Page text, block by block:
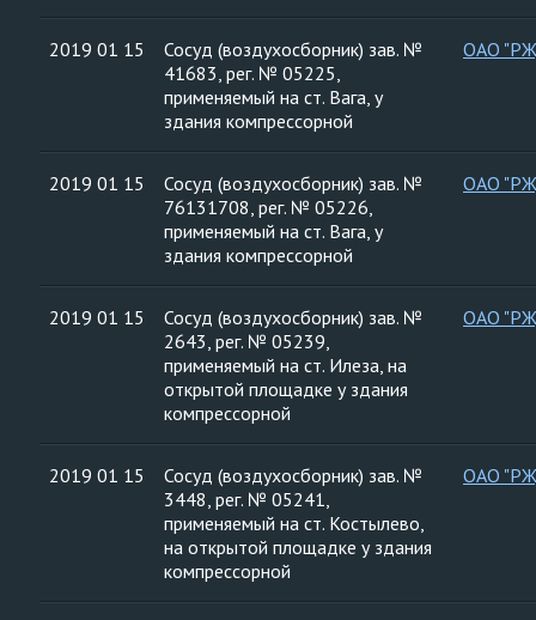
2019 01 15
Сосуд (воздухосборник) зав. №
41683, рег. № 05225,
применяемый на ст. Вага, у
здания компрессорной
ОАО
2019 01 15
Сосуд (воздухосборник) зав. №
76131708, рег. № 05226,
применяемый на ст. Вага, у
здания компрессорной
ОАО
2019 01 15
Сосуд (воздухосборник) зав. №
2643, рег. № 05239,
применяемый на ст. Илеза, на
открытой площадке у здания
компрессорной
ОАО
2019 01 15
Сосуд (воздухосборник) зав. №
3448, рег. № 05241,
применяемый на ст. Костылево,
на открытой площадке у здания
компрессорной
ОАО